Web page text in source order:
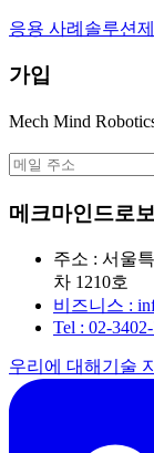
응용 사례 솔루션
가입
Mech Mind
메크마인드로
주소 : 서울
차 1210호
비즈니스 :
Tel : 02-
우리에 대해 기술